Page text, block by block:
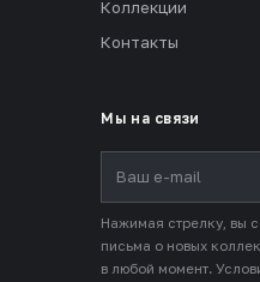
Коллекции
Контакты
Мы на связи
Нажимая стрелку, вы
письма о новых
в любой момент.